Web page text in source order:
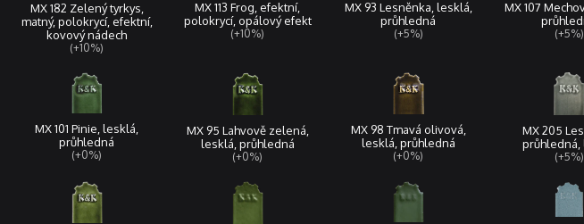
MX 182 Zelený tyrkys,
matný, polokrycí, efektní,
kovový nádech
(+10%)
MX 113 Frog, efektní,
polokrycí, opálový efekt
(+10%)
MX 93 Lesněnka, lesklá,
průhledná
(+5%)
MX 107
(+5%)
MX 101 Pinie, lesklá,
průhledná
(+0%)
MX 95 Lahvově zelená,
lesklá, průhledná
(+0%)
MX 98 Tmavá olivová,
lesklá, průhledná
(+0%)
MX 205
průhledná,
(+5%)